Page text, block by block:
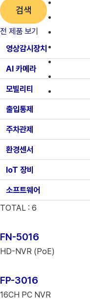
검색
전 제품 보기
영상감시장치
AI 카메라
모빌리티
출입통제
주차관제
환경센서
IoT 장비
소프트웨어
TOTAL : 6
FN-5016
HD-NVR (PoE)
FP-3016
16CH PC NVR